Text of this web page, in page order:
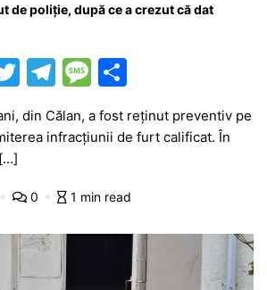
de poliție, după ce a crezut că dat
er
T
itt
T
e
a
m
M
s
a
e
ta
a
ă
din Călan, a fost reţinut preventiv pe
infracțiunii de furt calificat. În
0 1 min read